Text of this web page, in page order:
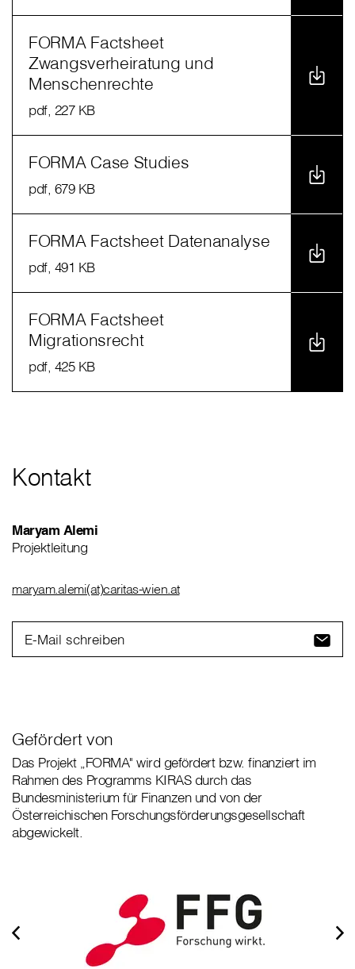
FORMA Factsheet
Zwangsverheiratung und
Menschenrechte
pdf, 227 KB
FORMA Case Studies
pdf, 679 KB
FORMA Factsheet Datenanalyse
pdf, 491 KB
FORMA Factsheet
Migrationsrecht
pdf, 425 KB
Kontakt
Maryam Alemi
Projektleitung
maryam.alemi(at)caritas-wien.at
E-Mail schreiben
Gefördert von
Das Projekt „FORMA" wird gefördert bzw. finanziert im
Rahmen des Programms KIRAS durch das
Bundesministerium für Finanzen und von der
Österreichischen Forschungsförderungsgesellschaft
abgewickelt.